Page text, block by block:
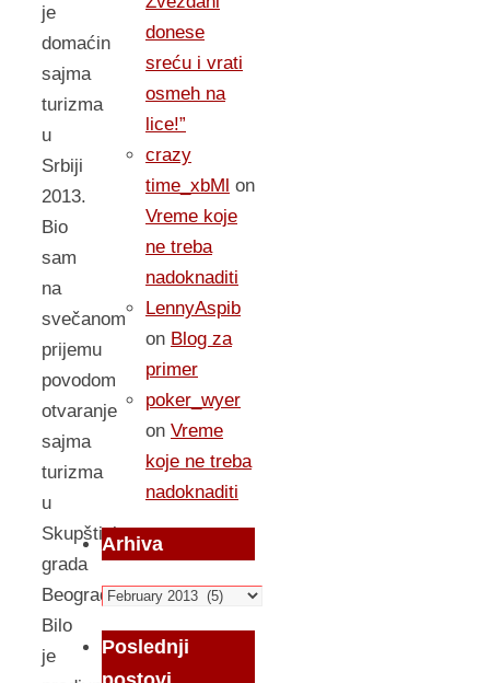
je
domaćin
sajma
turizma
u
Srbiji
2013.
Bio
sam
na
svečanom
prijemu
povodom
otvaranje
sajma
turizma
u
Skupštini
grada
Beograda.
Bilo
je
donese
sreću i vrati
osmeh na
lice!”
crazy
time_xbMl on
Vreme koje
ne treba
nadoknaditi
LennyAspib
on Blog za
primer
poker_wyer
on Vreme
koje ne treba
nadoknaditi
Arhiva
Arhiva
Poslednji